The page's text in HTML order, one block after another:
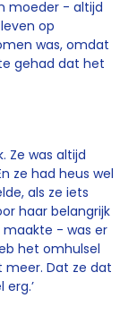
moeder - altijd
op
was, omdat
gehad dat het
Ze was altijd
ze had heus wel
als ze iets
haar belangrijk
- was er
het omhulsel
meer. Dat ze dat